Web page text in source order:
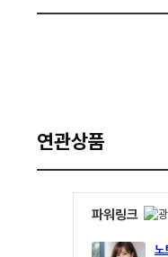
연관상품
파워링크
노